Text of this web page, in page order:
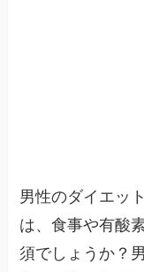
男性のダイエッ
は、食事や有酸
須でしょうか？